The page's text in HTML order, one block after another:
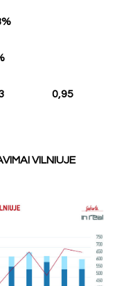
0,95
VILNIUJE